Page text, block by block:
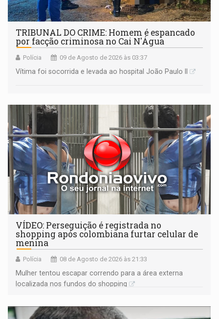
TRIBUNAL DO CRIME: Homem é espancado
por facção criminosa no Cai N'Água
Polícia 09 de Agosto de 2026 às 03:37
Vítima foi socorrida e levada ao hospital João Paulo II
VÍDEO: Perseguição é registrada no
shopping após colombiana furtar celular de
menina
Polícia 08 de Agosto de 2026 às 21:33
Mulher tentou escapar correndo para a área externa
localizada nos fundos do shopping